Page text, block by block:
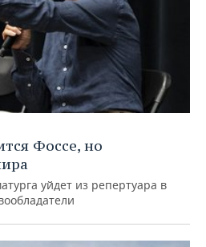
Фоссе, но
уйдет из репертуара в